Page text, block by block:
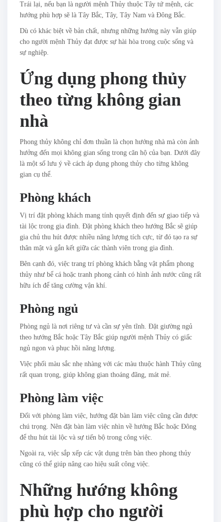
Trái lại, nếu bạn là người mệnh Thủy thuộc Tây tứ mệnh, các
hướng phù hợp sẽ là Tây Bắc, Tây, Tây Nam và Đông Bắc.
Dù có khác biệt về bản chất, nhưng những hướng này vẫn giúp
cho người mệnh Thủy đạt được sự hài hòa trong cuộc sống và
sự nghiệp.
Ứng dụng phong thủy
theo từng không gian
nhà
Phong thủy không chỉ đơn thuần là chọn hướng nhà mà còn ảnh
hưởng đến mọi không gian sống trong căn hộ của bạn. Dưới đây
là một số lưu ý về cách áp dụng phong thủy cho từng không
gian cụ thể.
Phòng khách
Vị trí đặt phòng khách mang tính quyết định đến sự giao tiếp và
tài lộc trong gia đình. Đặt phòng khách theo hướng Bắc sẽ giúp
gia chủ thu hút được nhiều năng lượng tích cực, từ đó tạo ra sự
thân mật và gắn kết giữa các thành viên trong gia đình.
Bên cạnh đó, việc trang trí phòng khách bằng vật phẩm phong
thủy như bể cá hoặc tranh phong cảnh có hình ảnh nước cũng rất
hữu ích để tăng cường vận khí.
Phòng ngủ
Phòng ngủ là nơi riêng tư và cần sự yên tĩnh. Đặt giường ngủ
theo hướng Bắc hoặc Tây Bắc giúp người mệnh Thủy có giấc
ngủ ngon và phục hồi năng lượng.
Việc phối màu sắc nhẹ nhàng với các màu thuộc hành Thủy cũng
rất quan trọng, giúp không gian thoáng đãng, mát mẻ.
Phòng làm việc
Đối với phòng làm việc, hướng đặt bàn làm việc cũng cần được
chú trọng. Nên đặt bàn làm việc nhìn về hướng Bắc hoặc Đông
để thu hút tài lộc và sự tiến bộ trong công việc.
Ngoài ra, việc sắp xếp các vật dụng trên bàn theo phong thủy
cũng có thể giúp nâng cao hiệu suất công việc.
Những hướng không
phù hợp cho người